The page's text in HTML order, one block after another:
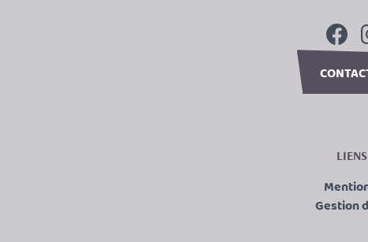
Gestion